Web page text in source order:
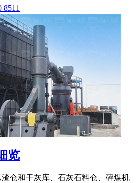
8511
览
仓和干灰库、石灰石料仓、碎煤机